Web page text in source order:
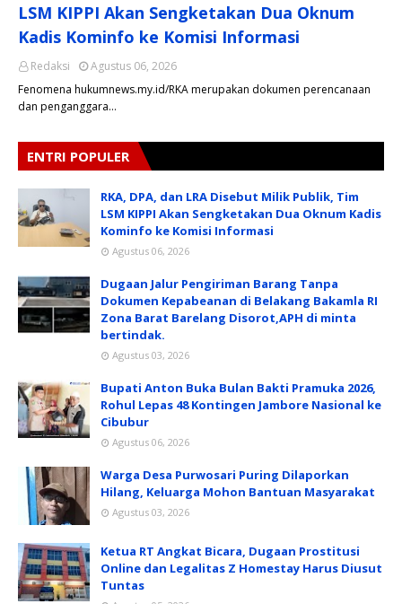
LSM KIPPI Akan Sengketakan Dua Oknum
Kadis Kominfo ke Komisi Informasi
Redaksi
Agustus 06, 2026
Fenomena hukumnews.my.id/RKA merupakan dokumen perencanaan
dan penganggara…
ENTRI POPULER
RKA, DPA, dan LRA Disebut Milik Publik, Tim
LSM KIPPI Akan Sengketakan Dua Oknum Kadis
Kominfo ke Komisi Informasi
Agustus 06, 2026
Dugaan Jalur Pengiriman Barang Tanpa
Dokumen Kepabeanan di Belakang Bakamla RI
Zona Barat Barelang Disorot,APH di minta
bertindak.
Agustus 03, 2026
Bupati Anton Buka Bulan Bakti Pramuka 2026,
Rohul Lepas 48 Kontingen Jambore Nasional ke
Cibubur
Agustus 06, 2026
Warga Desa Purwosari Puring Dilaporkan
Hilang, Keluarga Mohon Bantuan Masyarakat
Agustus 03, 2026
Ketua RT Angkat Bicara, Dugaan Prostitusi
Online dan Legalitas Z Homestay Harus Diusut
Tuntas